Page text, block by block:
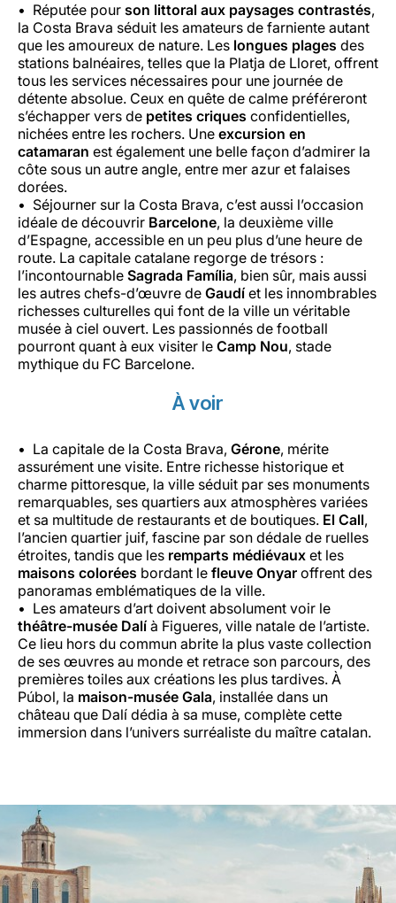
Réputée pour son littoral aux paysages contrastés,
la Costa Brava séduit les amateurs de farniente autant
que les amoureux de nature. Les longues plages des
stations balnéaires, telles que la Platja de Lloret, offrent
tous les services nécessaires pour une journée de
détente absolue. Ceux en quête de calme préféreront
s’échapper vers de petites criques confidentielles,
nichées entre les rochers. Une excursion en
catamaran est également une belle façon d’admirer la
côte sous un autre angle, entre mer azur et falaises
dorées.
Séjourner sur la Costa Brava, c’est aussi l’occasion
idéale de découvrir Barcelone, la deuxième ville
d’Espagne, accessible en un peu plus d’une heure de
route. La capitale catalane regorge de trésors :
l’incontournable Sagrada Família, bien sûr, mais aussi
les autres chefs-d’œuvre de Gaudí et les innombrables
richesses culturelles qui font de la ville un véritable
musée à ciel ouvert. Les passionnés de football
pourront quant à eux visiter le Camp Nou, stade
mythique du FC Barcelone.
À voir
La capitale de la Costa Brava, Gérone, mérite
assurément une visite. Entre richesse historique et
charme pittoresque, la ville séduit par ses monuments
remarquables, ses quartiers aux atmosphères variées
et sa multitude de restaurants et de boutiques. El Call,
l’ancien quartier juif, fascine par son dédale de ruelles
étroites, tandis que les remparts médiévaux et les
maisons colorées bordant le fleuve Onyar offrent des
panoramas emblématiques de la ville.
Les amateurs d’art doivent absolument voir le
théâtre-musée Dalí à Figueres, ville natale de l’artiste.
Ce lieu hors du commun abrite la plus vaste collection
de ses œuvres au monde et retrace son parcours, des
premières toiles aux créations les plus tardives. À
Púbol, la maison-musée Gala, installée dans un
château que Dalí dédia à sa muse, complète cette
immersion dans l’univers surréaliste du maître catalan.